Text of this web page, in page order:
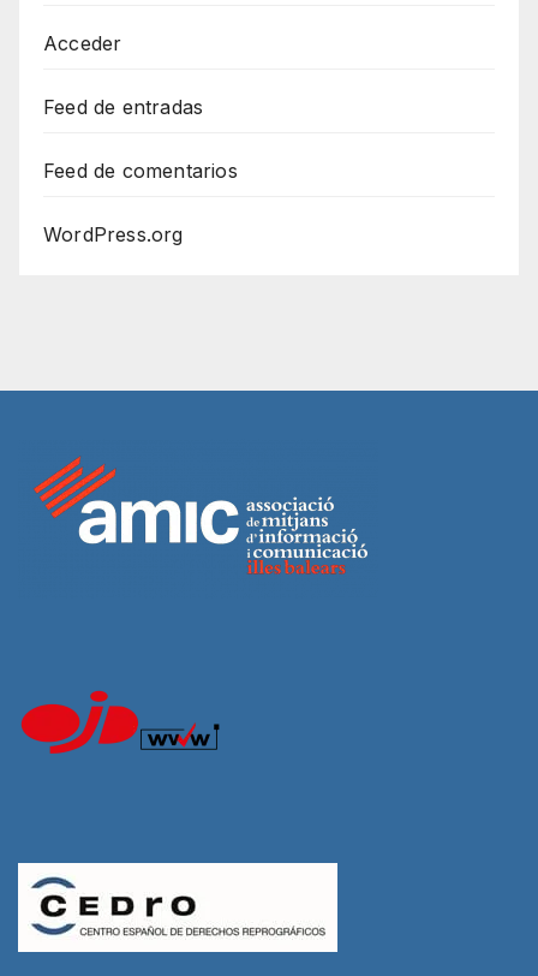
Acceder
Feed de entradas
Feed de comentarios
WordPress.org